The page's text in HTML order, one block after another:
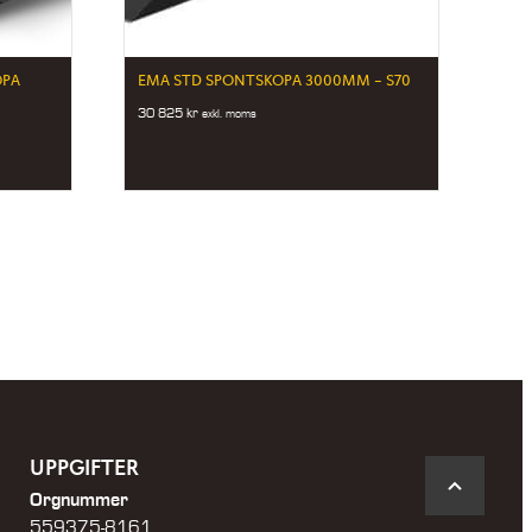
EMA STD SPONTSKOPA 3000MM – S70
30 825kr exkl. moms
UPPGIFTER
Orgnummer
559375-8161